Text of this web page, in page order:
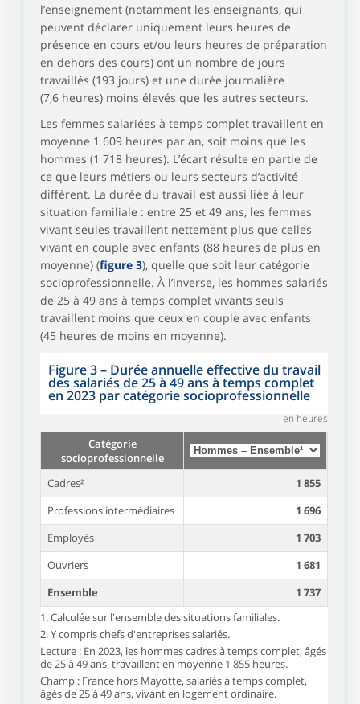
Enseignement 1 470 38,4
Santé humaine
et action
sociale
1 621 38,2 8,0
Salariés à temps
partiel
968 23,1
Indépendants 1 971 42,5 8,1
l’enseignement (notamment les enseignants, qui
peuvent déclarer uniquement leurs heures de
présence en cours et/ou leurs heures de préparation
en dehors des cours) ont un nombre de jours
travaillés (193 jours) et une durée journalière
(7,6 heures) moins élevés que les autres secteurs.
Les femmes salariées à temps complet travaillent en
moyenne 1 609 heures par an, soit moins que les
hommes (1 718 heures). L’écart résulte en partie de
ce que leurs métiers ou leurs secteurs d’activité
diffèrent. La durée du travail est aussi liée à leur
situation familiale : entre 25 et 49 ans, les femmes
vivant seules travaillent nettement plus que celles
vivant en couple avec enfants (88 heures de plus en
moyenne) (figure 3), quelle que soit leur catégorie
socioprofessionnelle. À l’inverse, les hommes salariés
de 25 à 49 ans à temps complet vivants seuls
travaillent moins que ceux en couple avec enfants
(45 heures de moins en moyenne).
Figure 3 – Durée annuelle effective du travail
des salariés de 25 à 49 ans à temps complet
en 2023 par catégorie socioprofessionnelle
en heures
Catégorie
socioprofessionnelle
Cadres²
1 855
Professions intermédiaires
1 696
Employés
1 703
Ouvriers
1 681
Ensemble
1 737
1. Calculée sur l'ensemble des situations familiales.
2. Y compris chefs d'entreprises salariés.
Lecture : En 2023, les hommes cadres à temps complet, âgés
de 25 à 49 ans, travaillent en moyenne 1 855 heures.
Champ : France hors Mayotte, salariés à temps complet,
âgés de 25 à 49 ans, vivant en logement ordinaire.